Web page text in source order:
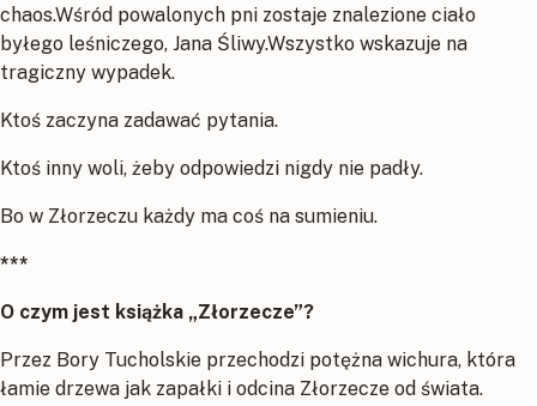
chaos.Wśród powalonych pni zostaje znalezione ciało
byłego leśniczego, Jana Śliwy.Wszystko wskazuje na
tragiczny wypadek.
Ktoś zaczyna zadawać pytania.
Ktoś inny woli, żeby odpowiedzi nigdy nie padły.
Bo w Złorzeczu każdy ma coś na sumieniu.
***
O czym jest książka „Złorzecze”?
Przez Bory Tucholskie przechodzi potężna wichura, która
łamie drzewa jak zapałki i odcina Złorzecze od świata.